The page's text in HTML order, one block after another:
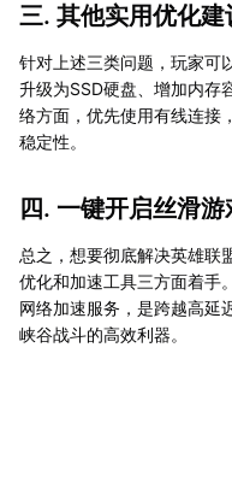
三. 其他实用优化建
针对上述三类问题，玩家可
升级为SSD硬盘、增加内存
络方面，优先使用有线连接
稳定性。
四. 一键开启丝滑游
总之，想要彻底解决英雄联
优化和加速工具三方面着手
网络加速服务，是跨越高延
峡谷战斗的高效利器。